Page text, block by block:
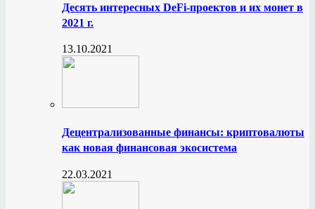
Десять интересных DeFi-проектов и их монет в
2021 г.
13.10.2021
Децентрализованные финансы: криптовалюты
как новая финансовая экосистема
22.03.2021